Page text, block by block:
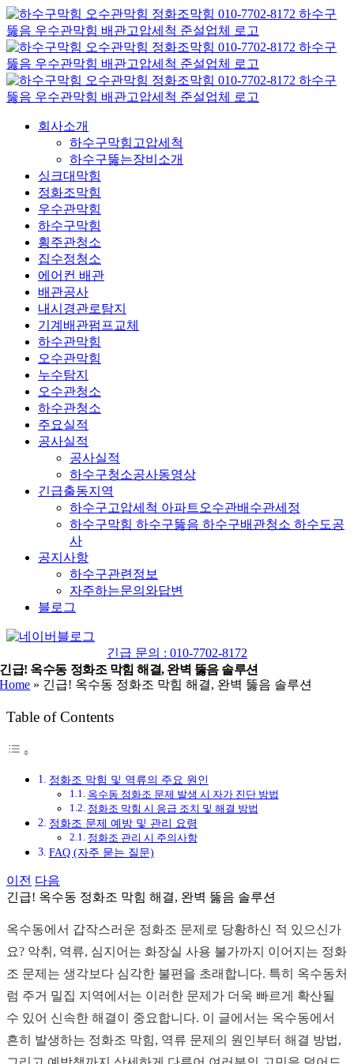
콘
텐
츠
로
건
너
회사소개
하수구막힘고압세척
하수구뚫는장비소개
싱크대막힘
정화조막힘
우수관막힘
하수구막힘
횡주관청소
집수정청소
에어컨 배관
배관공사
내시경관로탐지
기계배관펌프교체
하수관막힘
오수관막힘
누수탐지
오수관청소
하수관청소
주요실적
공사실적
공사실적
하수구청소공사동영상
긴급출동지역
하수구고압세척 아파트오수관배수관세정
하수구막힘 하수구뚫음 하수구배관청소 하수도공
사
공지사항
하수구관련정보
자주하는문의와답변
블로그
네
버
블
그
긴급 문의 : 010-7702-8172
긴급! 옥수동 정화조 막힘 해결, 완벽 뚫음 솔루션
Home » 긴급! 옥수동 정화조 막힘 해결, 완벽 뚫음 솔루션
Table of Contents
정화조 막힘 및 역류의 주요 원인
옥수동 정화조 문제 발생 시 자가 진단 방법
정화조 막힘 시 응급 조치 및 해결 방법
정화조 문제 예방 및 관리 요령
정화조 관리 시 주의사항
FAQ (자주 묻는 질문)
이전 다음
긴급! 옥수동 정화조 막힘 해결, 완벽 뚫음 솔루션
옥수동에서 갑작스러운 정화조 문제로 당황하신 적 있으신가
요? 악취, 역류, 심지어는 화장실 사용 불가까지 이어지는 정화
조 문제는 생각보다 심각한 불편을 초래합니다. 특히 옥수동처
럼 주거 밀집 지역에서는 이러한 문제가 더욱 빠르게 확산될
수 있어 신속한 해결이 중요합니다. 이 글에서는 옥수동에서
흔히 발생하는 정화조 막힘, 역류 문제의 원인부터 해결 방법,